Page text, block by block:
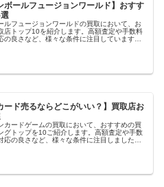
ボールフュージョンワールド】おすす
ルフュージョンワールドの買取において、お
店トップ10を紹介します。高額査定や手数料
の良さなど、様々な条件に注目しています。
ード売るならどこがいい？】買取店お
カードゲームの買取において、おすすめの買
グトップを10ご紹介します。高額査定や手数
応の良さなど、様々な条件に注目しました。